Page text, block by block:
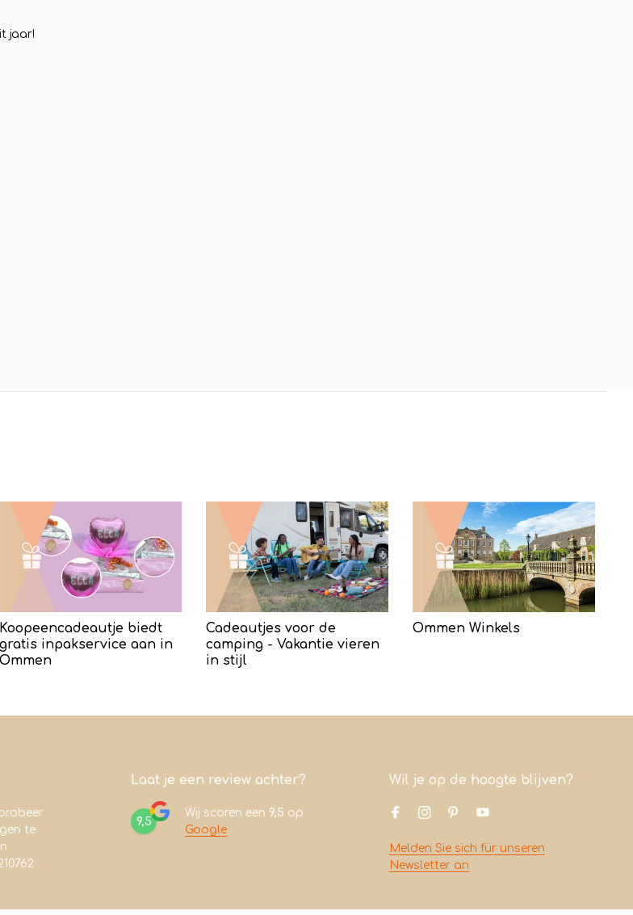
jaar!
Koopeencadeautje biedt
gratis inpakservice aan in
Ommen
Cadeautjes voor de
camping - Vakantie vieren
in stijl
Ommen Winkels
te
Laat je een review achter?
9,5
Wij scoren een 9,5 op
Google
Wil je op de hoogte blijven?
Melden Sie sich für unseren
Newsletter an